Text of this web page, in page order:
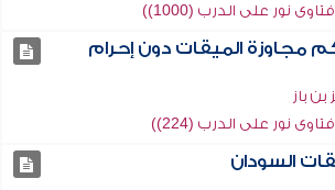
نور على الدرب (1000))
مجاوزة الميقات دون إحرام
بن باز
نور على الدرب (224))
السودان